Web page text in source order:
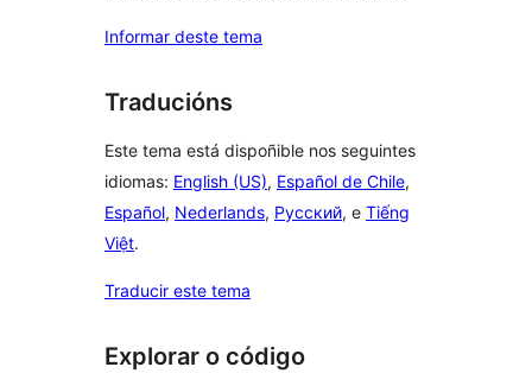
Informar deste tema
Traducións
Este tema está dispoñible nos seguintes
idiomas: English (US), Español de Chile,
Español, Nederlands, Русский, e Tiếng
Việt.
Traducir este tema
Explorar o código